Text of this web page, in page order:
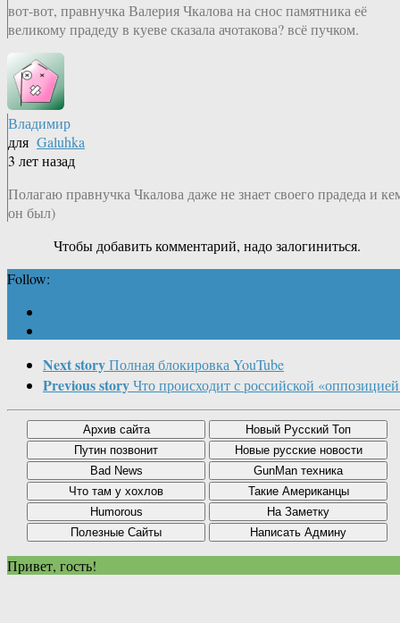
вот-вот, правнучка Валерия Чкалова на снос памятника её
великому прадеду в куеве сказала ачотакова? всё пучком.
Владимир
для Galuhka
3 лет назад
Полагаю правнучка Чкалова даже не знает своего прадеда и
он был)
Чтобы добавить комментарий, надо залогиниться.
Follow:
Next storyПолная блокировка YouTube
Previous storyЧто происходит с российской
Привет, гость!